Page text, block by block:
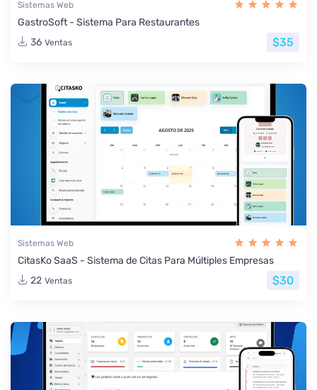
Sistemas Web
GastroSoft - Sistema Para Restaurantes
36 Ventas $35
Sistemas Web
CitasKo SaaS - Sistema de Citas Para Múltiples Empresas
22 Ventas $30